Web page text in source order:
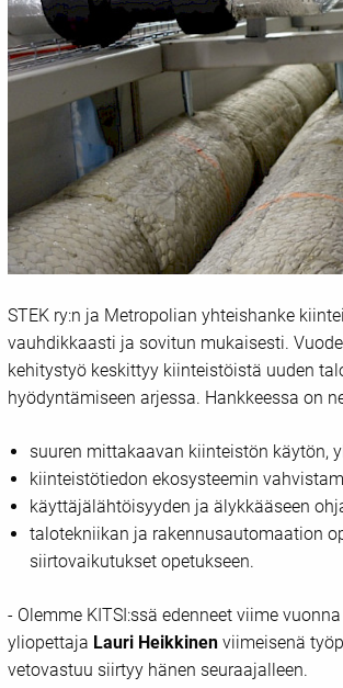
STEK ry:n ja Metropolian yhteishanke
vauhdikkaasti ja sovitun mukaisesti.
kehitystyö keskittyy kiinteistöistä uuden
hyödyntämiseen arjessa. Hankkeessa on
suuren mittakaavan kiinteistön käytön,
kiinteistötiedon ekosysteemin
käyttäjälähtöisyyden ja älykkääseen
talotekniikan ja rakennusautomaation
siirtovaikutukset opetukseen.
- Olemme KITSI:ssä edenneet viime
yliopettaja Lauri Heikkinenviimeisenä
vetovastuu siirtyy hänen seuraajalleen.